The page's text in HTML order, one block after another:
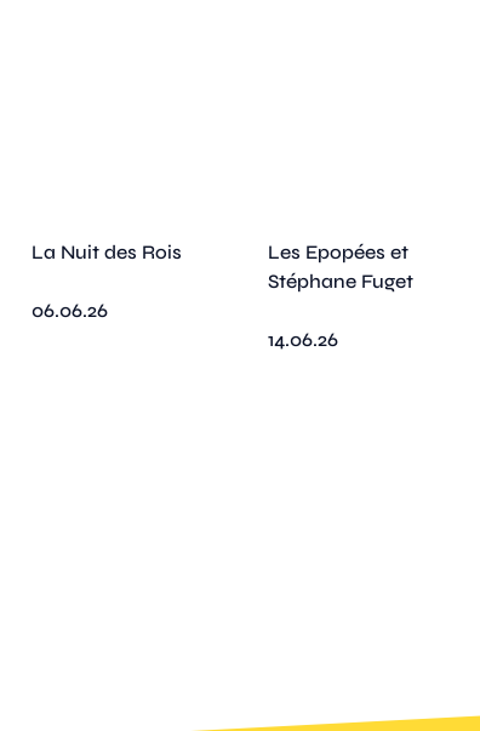
La Nuit des Rois
06.06.26
Les Epopées et
Stéphane Fuget
14.06.26